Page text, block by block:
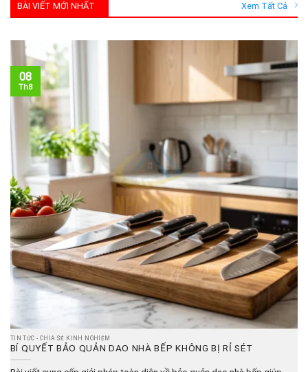
BÀI VIẾT MỚI NHẤT Xem Tất Cả
TIN TỨC - CHIA SẺ KINH NGHIỆM
BÍ QUYẾT BẢO QUẢN DAO NHÀ BẾP KHÔNG BỊ RỈ SÉT
08
Th8